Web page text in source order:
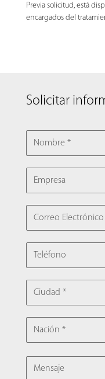
Previa solicitud, está
encargados del
Solicitar
NOMBRE
EMPRESA
CORREO
TELÉFONO
CIUDAD
NACIÓN
MENSAJE